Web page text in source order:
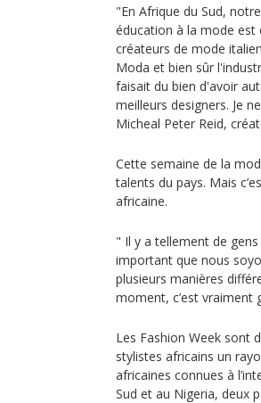
"En Afrique du Sud,
éducation à la mode est
créateurs de mode
Moda et bien sûr
faisait du bien d'avoir
meilleurs designers. Je
Micheal Peter Reid,
Cette semaine de la
talents du pays. Mais
africaine.
" Il y a tellement de
important que nous
plusieurs manières
moment, c’est vraiment
Les Fashion Week sont
stylistes africains un
africaines connues à
Sud et au Nigeria, deux